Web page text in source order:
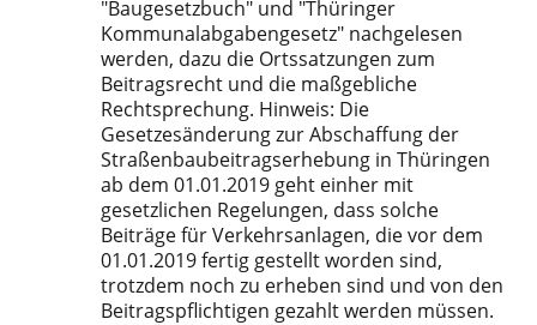
"Baugesetzbuch" und "Thüringer
Kommunalabgabengesetz" nachgelesen
werden, dazu die Ortssatzungen zum
Beitragsrecht und die maßgebliche
Rechtsprechung. Hinweis: Die
Gesetzesänderung zur Abschaffung der
Straßenbaubeitragserhebung in Thüringen
ab dem 01.01.2019 geht einher mit
gesetzlichen Regelungen, dass solche
Beiträge für Verkehrsanlagen, die vor dem
01.01.2019 fertig gestellt worden sind,
trotzdem noch zu erheben sind und von den
Beitragspflichtigen gezahlt werden müssen.